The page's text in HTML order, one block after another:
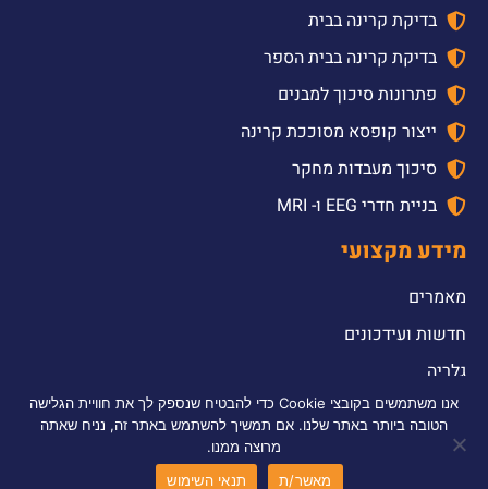
בדיקת קרינה בבית
בדיקת קרינה בבית הספר
פתרונות סיכוך למבנים
ייצור קופסא מסוככת קרינה
סיכוך מעבדות מחקר
בניית חדרי EEG ו- MRI
מידע מקצועי
מאמרים
חדשות ועידכונים
גלריה
2026 © כל הזכויות שמורות לדולב אלקטרומכניקה טכלנוגיה והנדסה בע”מ |
עוצב ונבנה ע”י סטודיו מור יוסף|אקסטרה קידום אתרים
אנו משתמשים בקובצי Cookie כדי להבטיח שנספק לך את חוויית הגלישה
הטובה ביותר באתר שלנו. אם תמשיך להשתמש באתר זה, נניח שאתה
מרוצה ממנו.
מאשר/ת
תנאי השימוש